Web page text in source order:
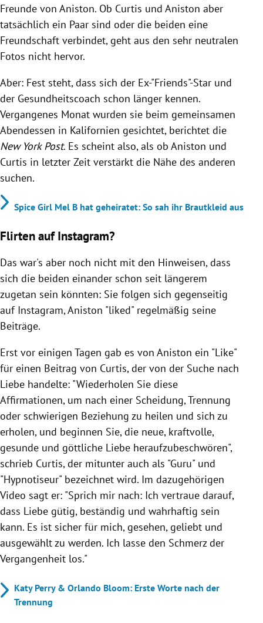
Freunde von Aniston. Ob Curtis und Aniston aber
tatsächlich ein Paar sind oder die beiden eine
Freundschaft verbindet, geht aus den sehr neutralen
Fotos nicht hervor.
Aber: Fest steht, dass sich der Ex-"Friends"-Star und
der Gesundheitscoach schon länger kennen.
Vergangenes Monat wurden sie beim gemeinsamen
Abendessen in Kalifornien gesichtet, berichtet die
New York Post. Es scheint also, als ob Aniston und
Curtis in letzter Zeit verstärkt die Nähe des anderen
suchen.
Spice Girl Mel B hat geheiratet: So sah ihr Brautkleid aus
Flirten auf Instagram?
Das war's aber noch nicht mit den Hinweisen, dass
sich die beiden einander schon seit längerem
zugetan sein könnten: Sie folgen sich gegenseitig
auf Instagram, Aniston "liked" regelmäßig seine
Beiträge.
Erst vor einigen Tagen gab es von Aniston ein "Like"
für einen Beitrag von Curtis, der von der Suche nach
Liebe handelte: "Wiederholen Sie diese
Affirmationen, um nach einer Scheidung, Trennung
oder schwierigen Beziehung zu heilen und sich zu
erholen, und beginnen Sie, die neue, kraftvolle,
gesunde und göttliche Liebe heraufzubeschwören",
schrieb Curtis, der mitunter auch als "Guru" und
"Hypnotiseur" bezeichnet wird. Im dazugehörigen
Video sagt er: "Sprich mir nach: Ich vertraue darauf,
dass Liebe gütig, beständig und wahrhaftig sein
kann. Es ist sicher für mich, gesehen, geliebt und
ausgewählt zu werden. Ich lasse den Schmerz der
Vergangenheit los."
Katy Perry & Orlando Bloom: Erste Worte nach der
Trennung